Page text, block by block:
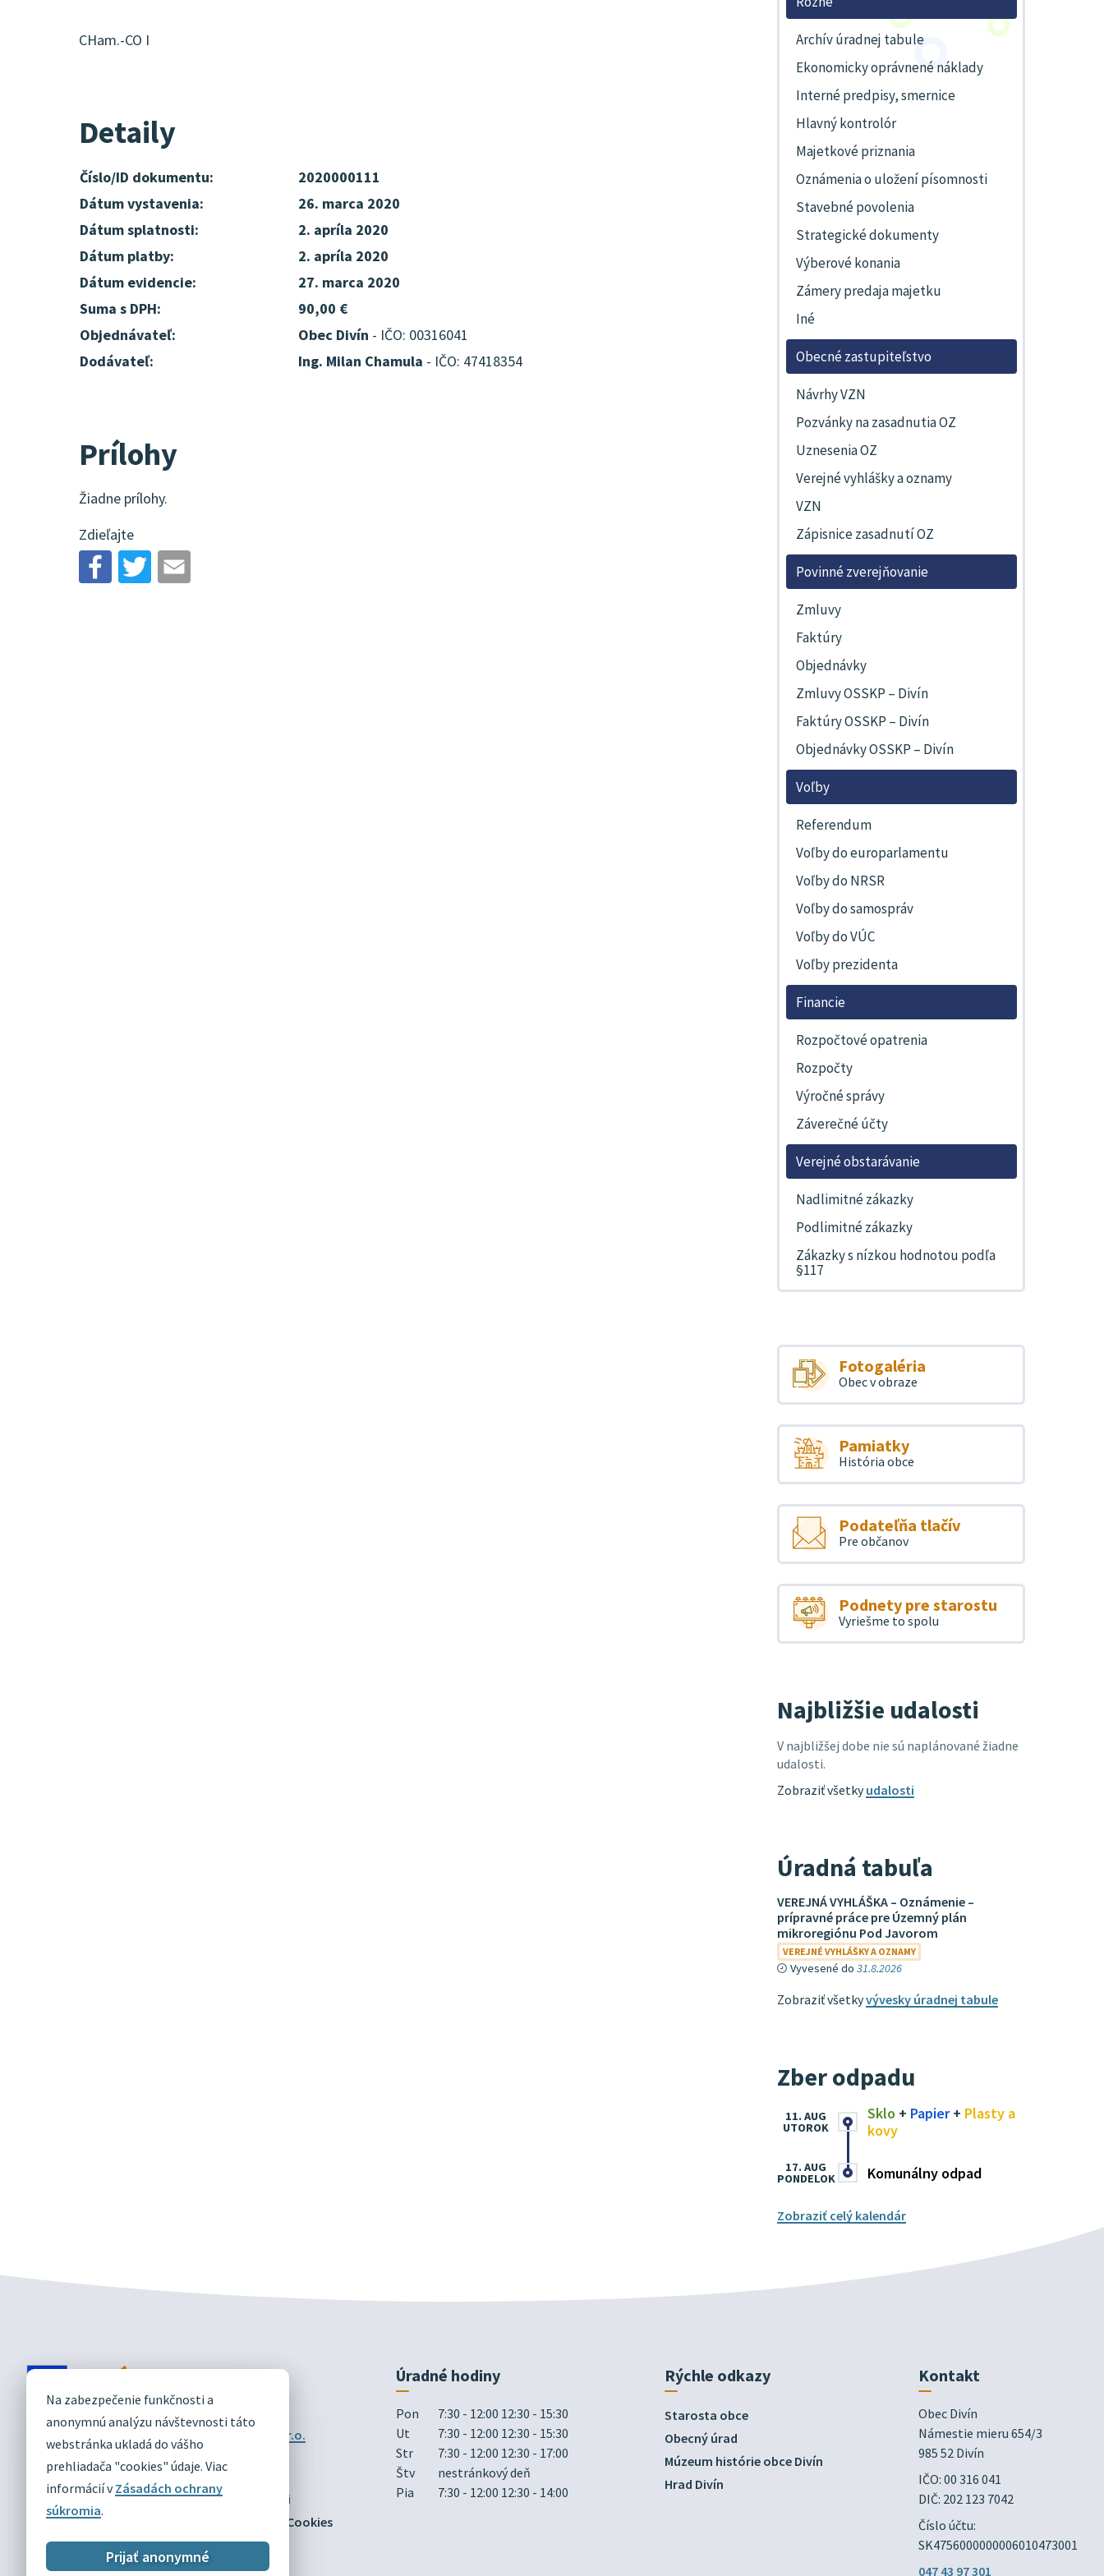
Na zabezpečenie funkčnosti a
anonymnú analýzu návštevnosti táto
webstránka ukladá do vášho
prehliadača "cookies" údaje. Viac
informácií vZásadách ochrany
súkromia.
Prijať anonymné
CHam.-CO I
Detaily
Číslo/ID dokumentu:
2020000111
Dátum vystavenia:
26. marca 2020
Dátum splatnosti:
2. apríla 2020
Dátum platby:
2. apríla 2020
Dátum evidencie:
27. marca 2020
Suma s DPH:
90,00 €
Objednávateľ:
Obec Divín - IČO: 00316041
Dodávateľ:
Ing. Milan Chamula - IČO: 47418354
Prílohy
Žiadne prílohy.
Zdieľajte
Archív úradnej tabule
Ekonomicky oprávnené náklady
Interné predpisy, smernice
Hlavný kontrolór
Majetkové priznania
Oznámenia o uložení písomnosti
Stavebné povolenia
Strategické dokumenty
Výberové konania
Zámery predaja majetku
Iné
Obecné zastupiteľstvo
Návrhy VZN
Pozvánky na zasadnutia OZ
Uznesenia OZ
Verejné vyhlášky a oznamy
VZN
Zápisnice zasadnutí OZ
Povinné zverejňovanie
Zmluvy
Faktúry
Objednávky
Zmluvy OSSKP – Divín
Faktúry OSSKP – Divín
Objednávky OSSKP – Divín
Voľby
Referendum
Voľby do europarlamentu
Voľby do NRSR
Voľby do samospráv
Voľby do VÚC
Voľby prezidenta
Financie
Rozpočtové opatrenia
Rozpočty
Výročné správy
Záverečné účty
Verejné obstarávanie
Nadlimitné zákazky
Podlimitné zákazky
Zákazky s nízkou hodnotou podľa
§117
Fotogaléria
Obec v obraze
Pamiatky
História obce
Podateľňa tlačív
Pre občanov
Podnety pre starostu
Vyriešme to spolu
Najbližšie udalosti
V najbližšej dobe nie sú naplánované žiadne
udalosti.
Zobraziť všetkyudalosti
Úradná tabuľa
VEREJNÁ VYHLÁŠKA – Oznámenie –
prípravné práce pre Územný plán
mikroregiónu Pod Javorom
VEREJNÉ VYHLÁŠKY A OZNAMY
Vyvesené do 31.8.2026
Zobraziť všetkyvývesky úradnej tabule
Zber odpadu
Sklo + Papier+ Plasty a
kovy
11. AUG
UTOROK
Komunálny odpad
17. AUG
PONDELOK
Zobraziť celý kalendár
DIVÍN
OFICIÁLNE STRÁNKY
Technický prevádzkovateľ:
Alphabet partner s.r.o.
Správca obsahu:Obec Divín
Posledná aktualizácia:03.08.2026
Mapa
Vyhlásenie o prístupnosti
Zásady ochrany osobných údajov
Nastaviť Cookies
Úradné hodiny
Pon
7:30 - 12:00 12:30 - 15:30
Ut
7:30 - 12:00 12:30 - 15:30
Str
7:30 - 12:00 12:30 - 17:00
Štv
nestránkový deň
Pia
7:30 - 12:00 12:30 - 14:00
Rýchle odkazy
Starosta obce
Obecný úrad
Múzeum histórie obce Divín
Hrad Divín
Kontakt
Obec Divín
Námestie mieru 654/3
985 52 Divín
IČO: 00 316 041
DIČ: 202 123 7042
Číslo účtu:
SK4756000000006010473001
047 43 97 301